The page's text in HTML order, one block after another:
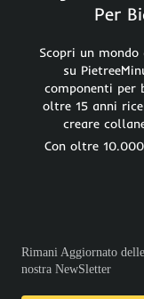
Per
Scopri un
su
componenti per
oltre 15 anni
creare
Con oltre
Rimani Aggiornato
nostra NewSletter